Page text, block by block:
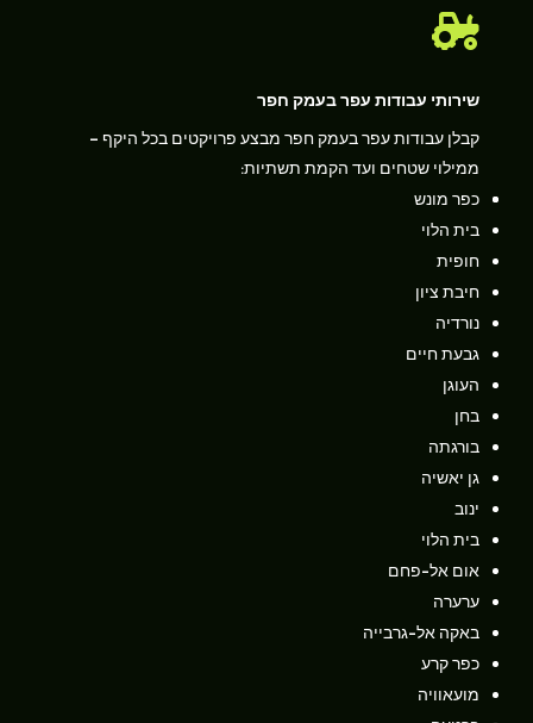

שירותי עבודות עפר בעמק חפר
קבלן עבודות עפר בעמק חפר מבצע פרויקטים בכל היקף –
ממילוי שטחים ועד הקמת תשתיות:
כפר מונש
בית הלוי
חופית
חיבת ציון
נורדיה
גבעת חיים
העוגן
בחן
בורגתה
גן יאשיה
ינוב
בית הלוי
אום אל-פחם
ערערה
באקה אל-גרבייה
כפר קרע
מועאוויה